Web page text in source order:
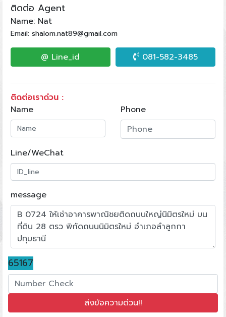
ติดต่อ Agent
Name: Nat
Email: shalom.nat89@gmail.com
@ Line_id 081-582-3485
ติดต่อเราด่วน :
Name
Phone
Line/WeChat
message
65167